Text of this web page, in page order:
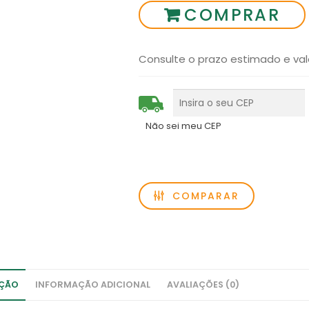
COMPRAR
Consulte o prazo estimado e
Não sei meu CEP
COMPARAR
INFORMAÇÃO ADICIONAL AVALIAÇÕES (0)